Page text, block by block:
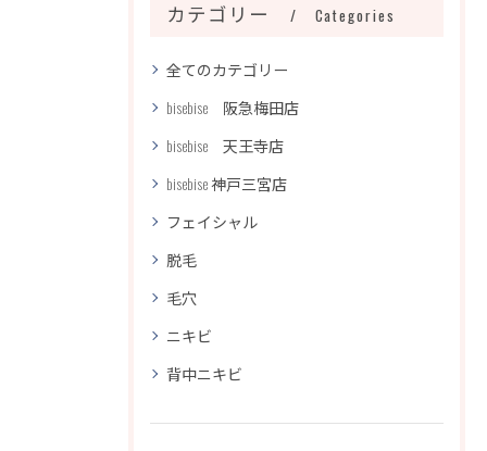
カテゴリー Categories
全てのカテゴリー
bisebise 阪急梅田店
bisebise 天王寺店
bisebise 神戸三宮店
フェイシャル
脱毛
毛穴
ニキビ
背中ニキビ